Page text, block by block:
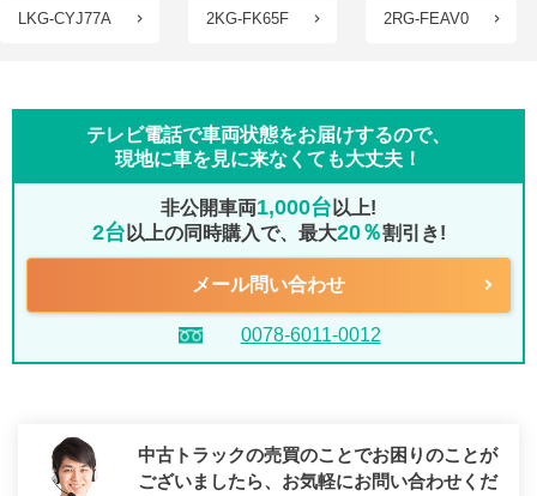
LKG-CYJ77A 2KG-FK65F 2RG-FEAV0
テレビ電話で車両状態をお届けするので、
現地に車を見に来なくても大丈夫！
非公開車両1,000台 以上!
2台 以上の同時購入で、最大20％割引き!
メール問い合わせ
0078-6011-0012
中古トラックの売買のことでお困りのことが
ございましたら、 お気軽にお問い合わせくだ